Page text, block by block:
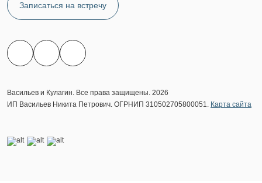
Записаться на встречу
Васильев и Кулагин. Все права защищены. 2026
ИП Васильев Никита Петрович. ОГРНИП 310502705800051. Карта сайта